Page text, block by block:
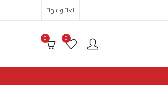
اهلاً و سهلاً
0
0